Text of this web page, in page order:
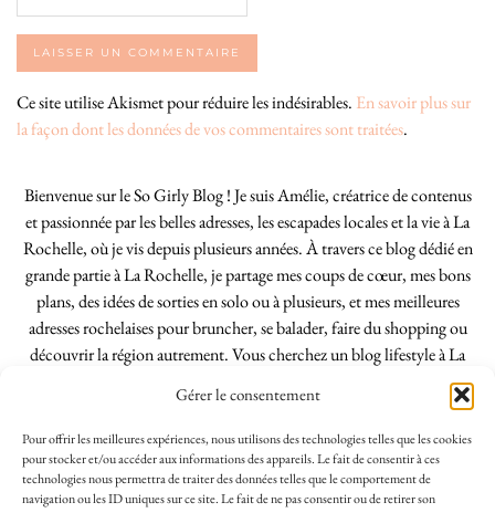
Gérer le consentement
Pour offrir les meilleures expériences, nous utilisons des technologies telles que les cookies
pour stocker et/ou accéder aux informations des appareils. Le fait de consentir à ces
technologies nous permettra de traiter des données telles que le comportement de
navigation ou les ID uniques sur ce site. Le fait de ne pas consentir ou de retirer son
Ce site utilise Akismet pour réduire les indésirables. En savoir plus sur
la façon dont les données de vos commentaires sont traitées.
Bienvenue sur le So Girly Blog ! Je suis Amélie, créatrice de contenus
et passionnée par les belles adresses, les escapades locales et la vie à La
Rochelle, où je vis depuis plusieurs années. À travers ce blog dédié en
grande partie à La Rochelle, je partage mes coups de cœur, mes bons
plans, des idées de sorties en solo ou à plusieurs, et mes meilleures
adresses rochelaises pour bruncher, se balader, faire du shopping ou
découvrir la région autrement. Vous cherchez un blog lifestyle à La
Rochelle, tenu par une locale ? Vous êtes au bon endroit. Que vous
soyez Rochelais·e ou de passage dans notre belle ville, j’espère que mes
articles vous aideront à profiter de La Rochelle comme un·e vrai·e
initié·e. !